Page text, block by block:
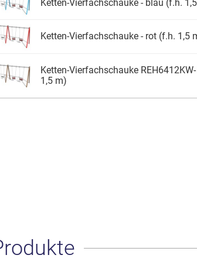
Ketten-Vierfachschauke - blau (f.h.
Ketten-Vierfachschauke - rot (f.h. 1,5
Ketten-Vierfachschauke
1,5 m)